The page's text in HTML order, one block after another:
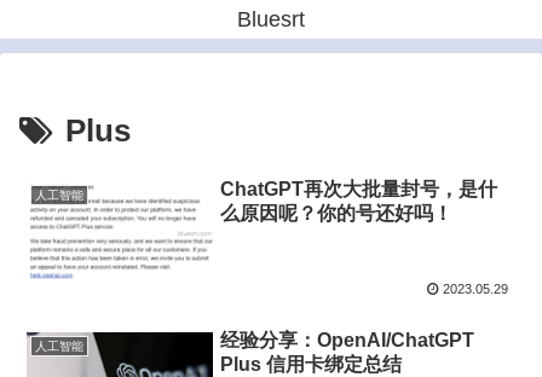
Bluesrt
Plus
人工智能
ChatGPT再次大批量封号，是什
么原因呢？你的号还好吗！
2023.05.29
人工智能
经验分享：OpenAI/ChatGPT
Plus 信用卡绑定总结